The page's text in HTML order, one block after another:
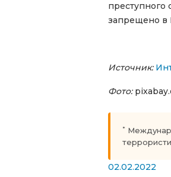
преступного
запрещено в
Источник:
Фото:
*
02.02.2022